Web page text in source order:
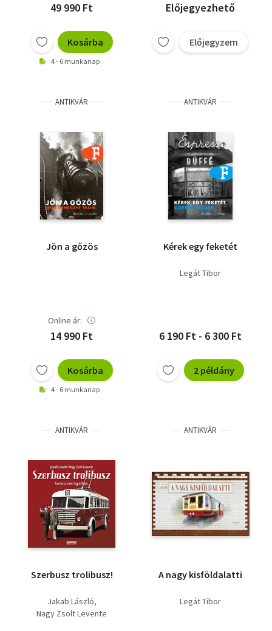
49 990 Ft
Kosárba
4 - 6 munkanap
Előjegyezhető
Előjegyzem
ANTIKVÁR
Jön a gőzös
Online ár:
14 990 Ft
Kosárba
4 - 6 munkanap
ANTIKVÁR
Kérek egy feketét
Legát Tibor
6 190 Ft - 6 300 Ft
2 példány
ANTIKVÁR
Szerbusz trolibusz!
Jakab László
Nagy Zsolt Levente
ANTIKVÁR
A nagy kisföldalatti
Legát Tibor